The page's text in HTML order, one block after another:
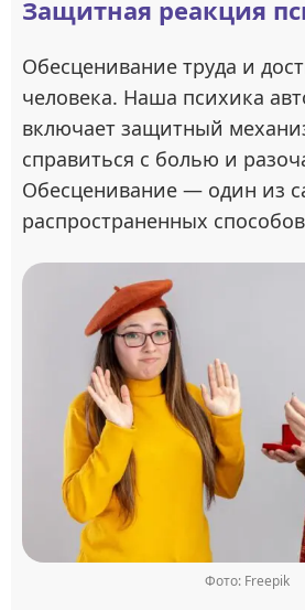
Защитная реакция
Обесценивание труда и
человека. Наша психика
включает защитный
справиться с болью и
Обесценивание — один из
распространенных
Фото: Freepik